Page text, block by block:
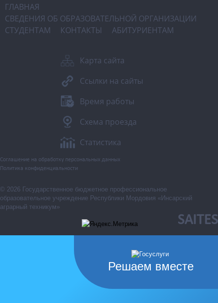
ГЛАВНАЯ
СВЕДЕНИЯ ОБ ОБРАЗОВАТЕЛЬНОЙ ОРГАНИЗАЦИИ
СТУДЕНТАМ
КОНТАКТЫ АБИТУРИЕНТАМ
Карта сайта
Ссылки на сайты
Время работы
Схема проезда
Статистика
Соглашение на обработку персональных данных
Политика конфиденциальности
© 2026 Государственное бюджетное профессиональное
образовательное учреждение Республики Мордовия «Инсарский
аграрный техникум»
SAITES
Решаем вместе